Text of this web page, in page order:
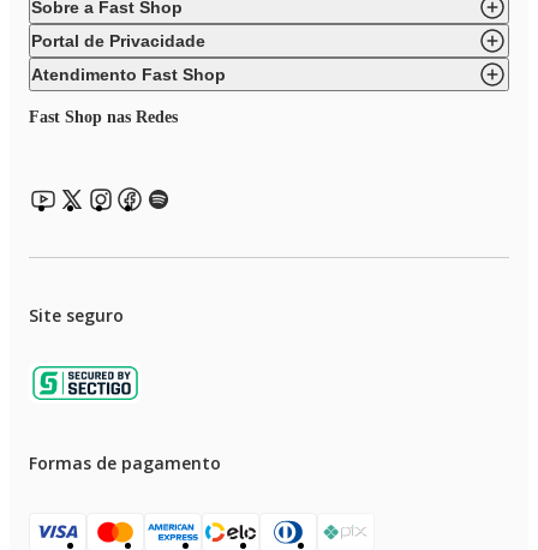
Sobre a Fast Shop
Portal de Privacidade
Atendimento Fast Shop
Fast Shop nas Redes
Site seguro
Formas de pagamento